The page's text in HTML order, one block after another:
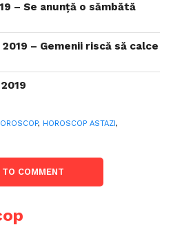
– Se anunță o sămbătă
– Gemenii riscă să calce
, HOROSCOP ASTAZI,
COMMENT